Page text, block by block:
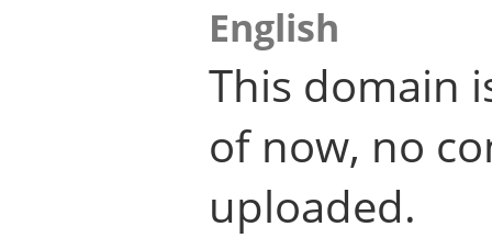
English
This domain
of now, no
uploaded.